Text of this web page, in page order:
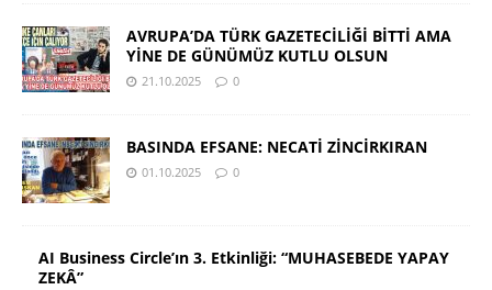
AVRUPA’DA TÜRK GAZETECİLİĞİ BİTTİ AMA
YİNE DE GÜNÜMÜZ KUTLU OLSUN
21.10.2025 0
BASINDA EFSANE: NECATİ ZİNCİRKIRAN
01.10.2025 0
AI Business Circle’ın 3. Etkinliği: “MUHASEBEDE YAPAY
ZEKÂ”